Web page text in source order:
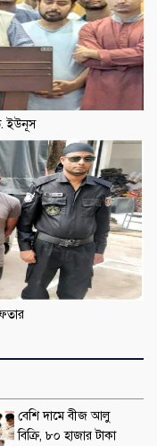
ইউনূস
বেশি দামে বীজ আলু
বিক্রি, ৮০ হাজার টাকা